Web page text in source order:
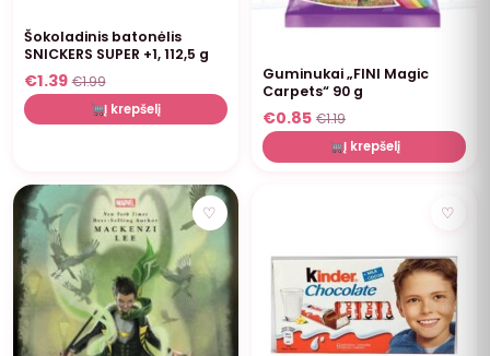
Šokoladinis batonėlis
SNICKERS SUPER +1, 112,5 g
€1.39 €1.99
Į krepšelį
Guminukai „FINI Magic
Carpets“ 90 g
€0.85 €1.19
Į krepšelį
♡ ♡